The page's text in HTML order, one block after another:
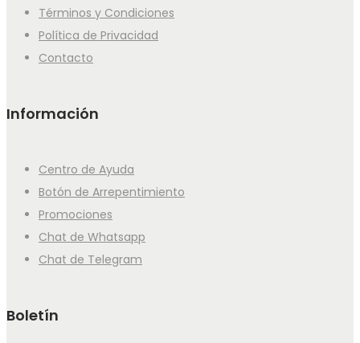
Términos y Condiciones
Política de Privacidad
Contacto
Información
Centro de Ayuda
Botón de Arrepentimiento
Promociones
Chat de Whatsapp
Chat de Telegram
Boletín